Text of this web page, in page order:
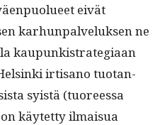
eivät
karhun­palveluk­sen ne
kaupunkistrate­giaan
irti­sano tuotan­
syistä (tuoreessa
käytet­ty ilmaisua